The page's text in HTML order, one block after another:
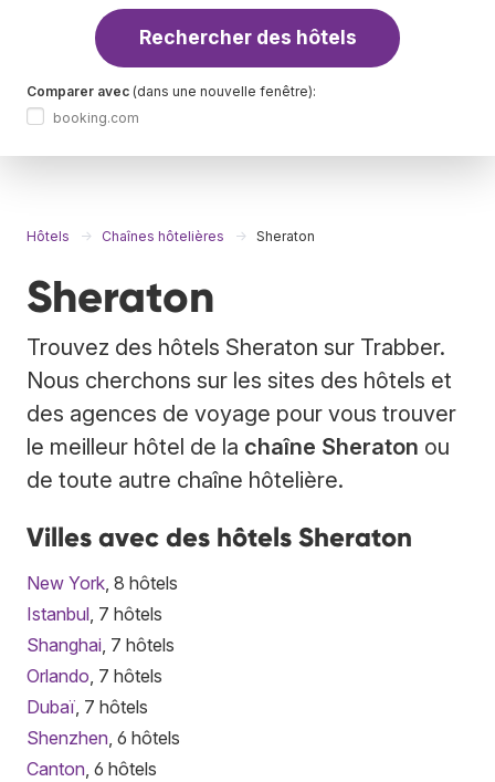
Rechercher des hôtels
Comparer avec (dans une nouvelle fenêtre):
booking.com
Hôtels Chaînes hôtelières Sheraton
Sheraton
Trouvez des hôtels Sheraton sur Trabber.
Nous cherchons sur les sites des hôtels et
des agences de voyage pour vous trouver
le meilleur hôtel de la chaîne Sheraton ou
de toute autre chaîne hôtelière.
Villes avec des hôtels Sheraton
New York , 8 hôtels
Istanbul , 7 hôtels
Shanghai , 7 hôtels
Orlando , 7 hôtels
Dubaï , 7 hôtels
Shenzhen , 6 hôtels
Canton , 6 hôtels